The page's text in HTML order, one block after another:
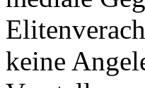
keine